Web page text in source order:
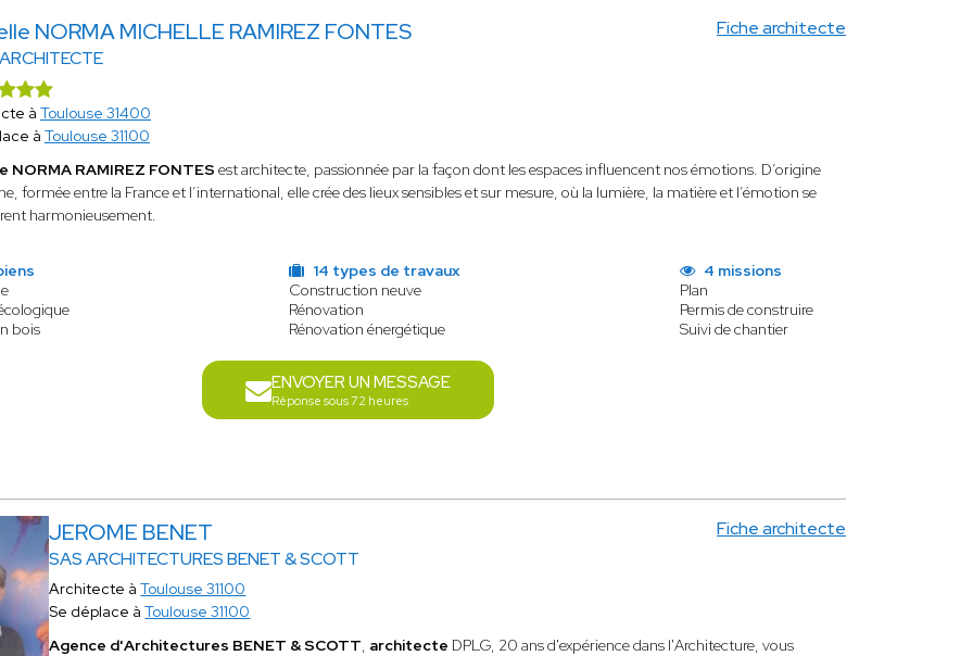
NORMA MICHELLE RAMIREZ FONTES Fiche architecte
à Toulouse 31400
à Toulouse 31100
NORMA RAMIREZ FONTES est architecte, passionnée par la façon dont les espaces influencent nos émotions. D’origine
formée entre la France et l’international, elle crée des lieux sensibles et sur mesure, où la lumière, la matière et l’émotion se
harmonieusement.
bois
14 types de travaux
Construction neuve
Rénovation
Rénovation énergétique
4 missions
Plan
Permis de construire
Suivi de chantier
ENVOYER UN MESSAGE
Réponse sous 72 heures
JEROME BENET
SAS ARCHITECTURES BENET & SCOTT
Fiche architecte
Architecte àToulouse 31100
Se déplace àToulouse 31100
Agence d'Architectures BENET & SCOTT, architecte DPLG, 20 ans d'expérience dans l'Architecture, vous